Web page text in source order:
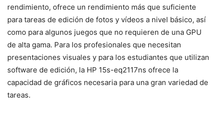
rendimiento, ofrece un rendimiento más que suficiente
para tareas de edición de fotos y vídeos a nivel básico, así
como para algunos juegos que no requieren de una GPU
de alta gama. Para los profesionales que necesitan
presentaciones visuales y para los estudiantes que utilizan
software de edición, la HP 15s-eq2117ns ofrece la
capacidad de gráficos necesaria para una gran variedad de
tareas.